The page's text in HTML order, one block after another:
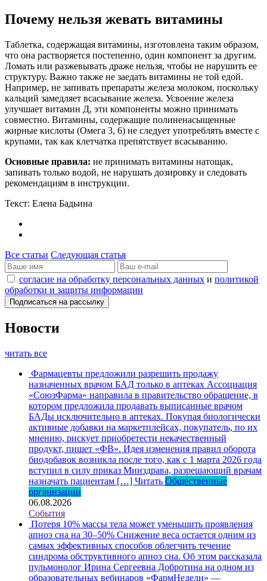
Почему нельзя жевать витамины
Таблетка, содержащая витамины, изготовлена таким образом,
что она растворяется постепенно, один компонент за другим.
Ломать или разжевывать драже нельзя, чтобы не нарушить ее
структуру. Важно также не заедать витамины не той едой.
Например, не запивать препараты железа молоком, поскольку
кальций замедляет всасывание железа. Усвоение железа
улучшает витамин Д, эти компоненты можно принимать
совместно. Витамины, содержащие полиненасыщенные
жирные кислоты (Омега 3, 6) не следует употреблять вместе с
крупами, так как клетчатка препятствует всасыванию.
Основные правила: не принимать витамины натощак,
запивать только водой, не нарушать дозировку и следовать
рекомендациям в инструкции.
Текст: Елена Бадьина
Все статьи Следующая статья
согласие на обработку персональных данных и политикой
обработки и защиты информации
Новости
читать все
Фармацевты предложили разрешить продажу
назначенных врачом БАД только в аптеках Ассоциация
«СоюзФарма» направила в правительство обращение, в
котором предложила продавать выписанные врачом
БАДы исключительно в аптеках. Покупая биологически
активные добавки на маркетплейсах, покупатель, по их
мнению, рискует приобретести некачественный
продукт, пишет «ФВ». Идея изменения правил оборота
биодобавок возникла после того, как с 1 марта 2026 года
вступил в силу приказ Минздрава, разрешающий врачам
назначать пациентам […] Читать Общественные
организации
06.08.2026
События
Потеря 10% массы тела может уменьшить проявления
апноэ сна на 30–50% Снижение веса остается одним из
самых эффективных способов облегчить течение
синдрома обструктивного апноэ сна. Об этом рассказала
пульмонолог Ирина Сергеевна Добротина на одном из
образовательных вебинаров «ФармНедели» —